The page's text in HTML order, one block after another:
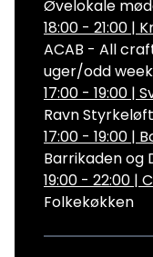
Øvelokale
18:00 - 21:00 |
ACAB - All
uger/odd
17:00 - 19:00 |
Ravn Styrkeløft
17:00 - 19:00 |
Barrikaden og
19:00 - 22:00 |
Folkekøkken